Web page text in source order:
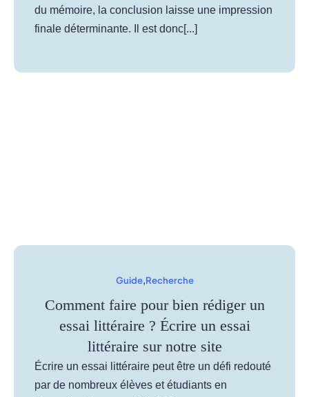
du mémoire, la conclusion laisse une impression
finale déterminante. Il est donc[...]
Guide,Recherche
Comment faire pour bien rédiger un
essai littéraire ? Écrire un essai
littéraire sur notre site
Écrire un essai littéraire peut être un défi redouté
par de nombreux élèves et étudiants en